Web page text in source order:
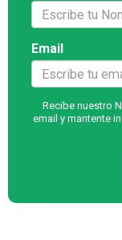
Email
Recibe nuestro
email y mantente